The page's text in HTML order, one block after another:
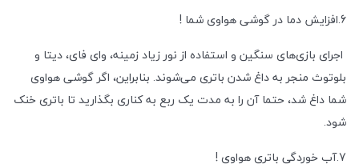
6.افزایش دما در گوشی هواوی شما !
اجرای بازی‌های سنگین و استفاده از نور زیاد زمینه، وای فای، دیتا و
بلوتوث منجر به داغ شدن باتری می‌شوند. بنابراین، اگر گوشی هواوی
شما داغ شد، حتما آن را به مدت یک ربع به کناری بگذارید تا باتری خنک
شود.
7.آب خوردگی باتری هواوی !